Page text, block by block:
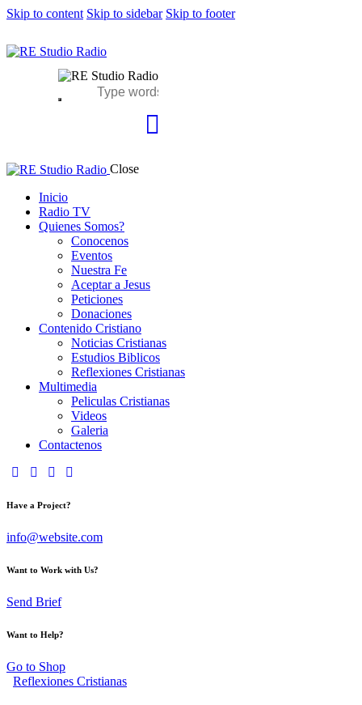
Skip to content Skip to sidebar Skip to footer
Close
Inicio
Radio TV
Quienes Somos?
Conocenos
Eventos
Nuestra Fe
Aceptar a Jesus
Peticiones
Donaciones
Contenido Cristiano
Noticias Cristianas
Estudios Biblicos
Reflexiones Cristianas
Multimedia
Peliculas Cristianas
Videos
Galeria
Contactenos
Have a Project?
info@website.com
Want to Work with Us?
Send Brief
Want to Help?
Go to Shop
Reflexiones Cristianas